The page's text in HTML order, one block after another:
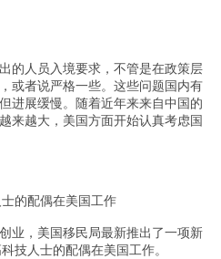
的人员入境要求，不管是在政策层
或者说严格一些。这些问题国内有
进展缓慢。
随着近年来来自中国的
来越大，美国方面开始认真考虑国
的配偶在美国工作
业，美国移民局最新推出了一项新
技人士的配偶在美国工作。